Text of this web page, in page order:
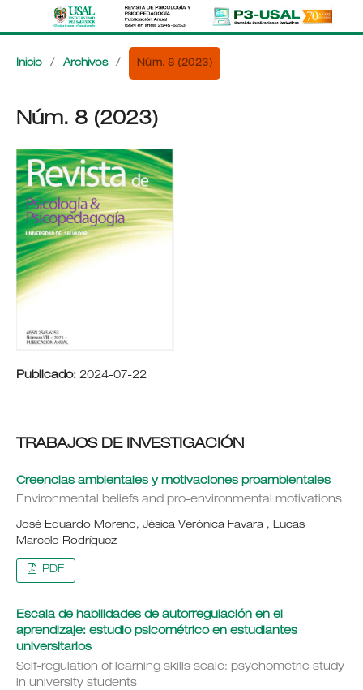
Inicio / Archivos / Núm. 8 (2023)
Núm. 8 (2023)
Publicado: 2024-07-22
TRABAJOS DE INVESTIGACIÓN
Creencias ambientales y motivaciones proambientales
Environmental beliefs and pro-environmental motivations
José Eduardo Moreno, Jésica Verónica Favara , Lucas
Marcelo Rodríguez
PDF
Escala de habilidades de autorregulación en el
aprendizaje: estudio psicométrico en estudiantes
universitarios
Self-regulation of learning skills scale: psychometric study
in university students